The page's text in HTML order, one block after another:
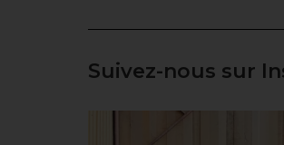
Suivez-nous sur